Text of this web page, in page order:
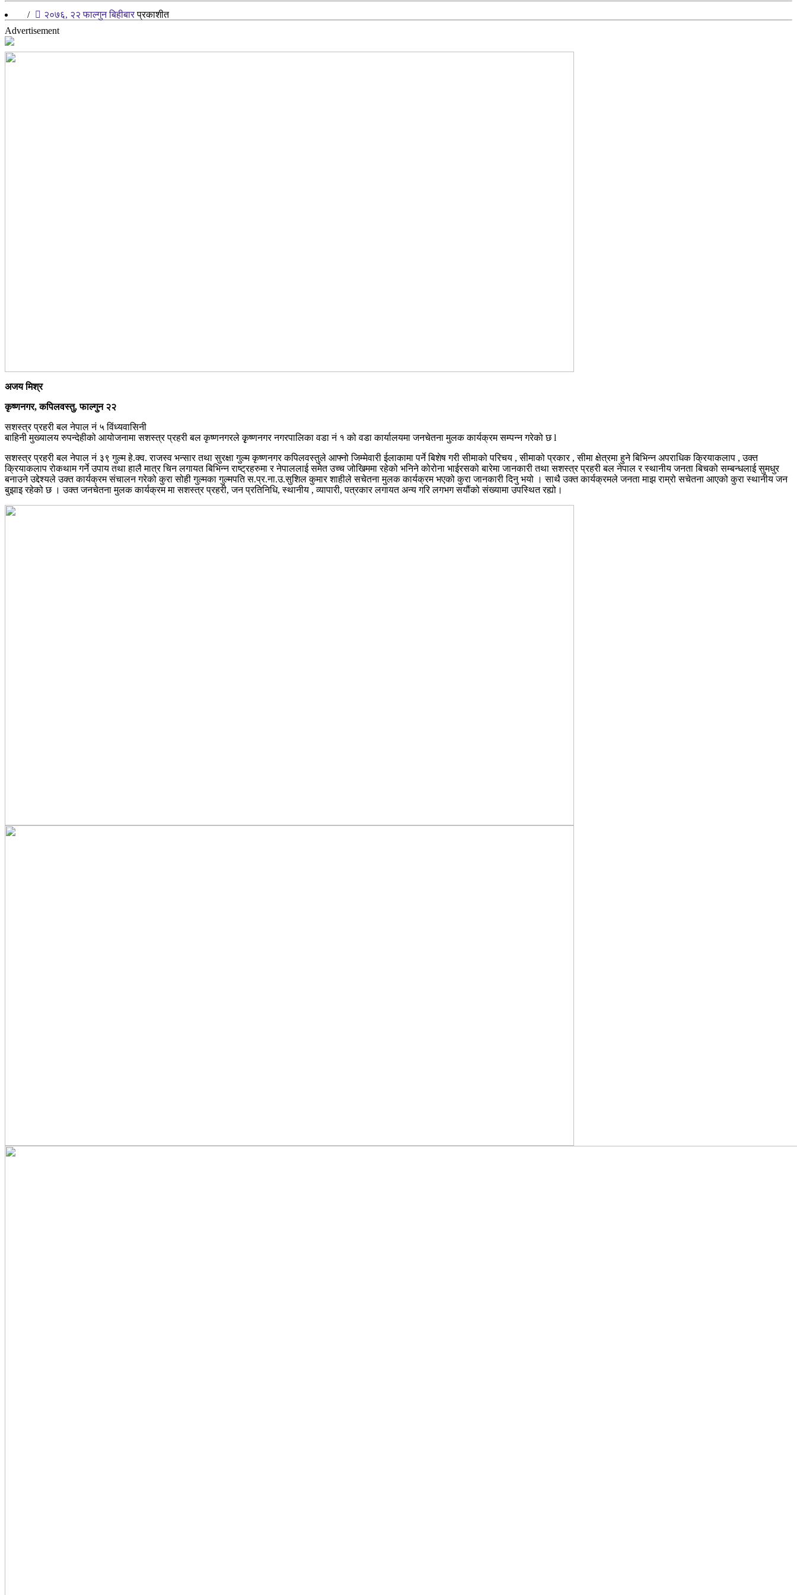
/ २०७६, २२ फाल्गुन बिहीबारप्रकाशीत
Advertisement
अजय मिश्र
कृष्णनगर, कपिलवस्तु, फाल्गुन २२
सशस्त्र प्रहरी बल नेपाल नं ५ विंध्यवासिनी
बाहिनी मुख्यालय रुपन्देहीको आयोजनामा सशस्त्र प्रहरी बल कृष्णनगरले कृृष्णनगर नगरपालिका वडा नं १ को वडा कार्यालयमा जनचेतना मुलक कार्यक्रम सम्पन्न गरेको छ l
सशस्त्र प्रहरी बल नेपाल नं ३९ गुल्म हे.क्व. राजस्व भन्सार तथा सुरक्षा गुल्म कृष्णनगर कपिलवस्तुले आफ्नो जिम्मेवारी ईलाकामा पर्ने बिशेष गरी सीमाको परिचय , सीमाको प्रकार , सीमा क्षेत्रमा हुने बिभिन्न अपराधिक क्रियाकलाप , उक्त
क्रियाकलाप रोकथाम गर्ने उपाय तथा हालै मात्र चिन लगायत बिभिन्न राष्ट्रहरुमा र नेपाललाई समेत उच्च जोखिममा रहेको भनिने कोरोना भाईरसको बारेमा जानकारी तथा सशस्त्र प्रहरी बल नेपाल र स्थानीय जनता बिचको सम्बन्धलाई सुमधुर
बनाउने उद्देश्यले उक्त कार्यक्रम संचालन गरेको कुरा सोही गुल्मका गुल्मपति स.प्र.ना.उ.सुशिल कुमार शाहीले सचेतना मुलक कार्यक्रम भएको कुरा जानकारी दिनु भयो । साथै उक्त कार्यक्रमले जनता माझ राम्रो सचेतना आएको कुरा स्थानीय जन
बुझाइ रहेको छ । उक्त जनचेतना मुलक कार्यक्रम मा सशस्त्र प्रहरी, जन प्रतिनिधि, स्थानीय , व्यापारी, पत्रकार लगायत अन्य गरि लगभग सयौंको संख्यामा उपस्थित रह्यो।